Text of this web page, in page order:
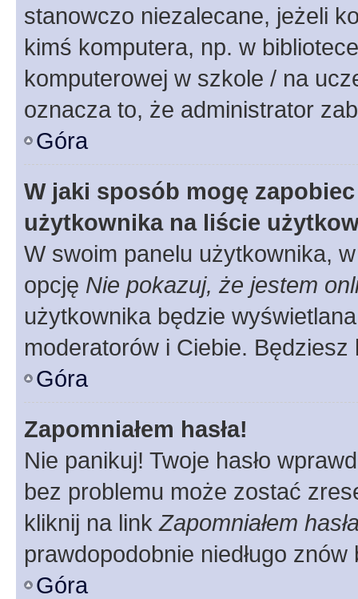
stanowczo niezalecane, jeżeli
kimś komputera, np. w
komputerowej w szkole / na
oznacza to, że administrator
Góra
W jaki sposób mogę
użytkownika na liście
W swoim panelu użytkownika,
opcję Nie pokazuj, że jestem
użytkownika będzie
moderatorów i Ciebie.
Góra
Zapomniałem hasła!
Nie panikuj! Twoje hasło
bez problemu może zostać
kliknij na linkZapomniałem
prawdopodobnie niedługo
Góra